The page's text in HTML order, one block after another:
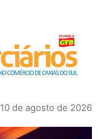
10 de agosto de 2026